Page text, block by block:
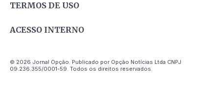
TERMOS DE USO
ACESSO INTERNO
© 2026 Jornal Opção. Publicado por Opção Notícias Ltda CNPJ
09.236.355/0001-59. Todos os direitos reservados.